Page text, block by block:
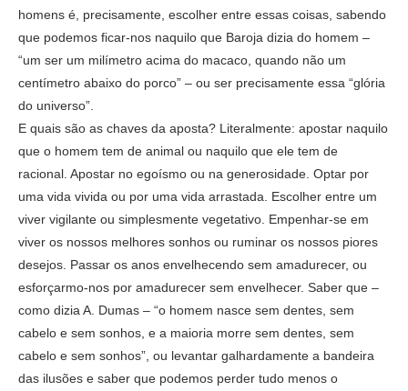
homens é, precisamente, escolher entre essas coisas, sabendo
que podemos ficar-nos naquilo que Baroja dizia do homem –
“um ser um milímetro acima do macaco, quando não um
centímetro abaixo do porco” – ou ser precisamente essa “glória
do universo”.
E quais são as chaves da aposta? Literalmente: apostar naquilo
que o homem tem de animal ou naquilo que ele tem de
racional. Apostar no egoísmo ou na generosidade. Optar por
uma vida vivida ou por uma vida arrastada. Escolher entre um
viver vigilante ou simplesmente vegetativo. Empenhar-se em
viver os nossos melhores sonhos ou ruminar os nossos piores
desejos. Passar os anos envelhecendo sem amadurecer, ou
esforçarmo-nos por amadurecer sem envelhecer. Saber que –
como dizia A. Dumas – “o homem nasce sem dentes, sem
cabelo e sem sonhos, e a maioria morre sem dentes, sem
cabelo e sem sonhos”, ou levantar galhardamente a bandeira
das ilusões e saber que podemos perder tudo menos o